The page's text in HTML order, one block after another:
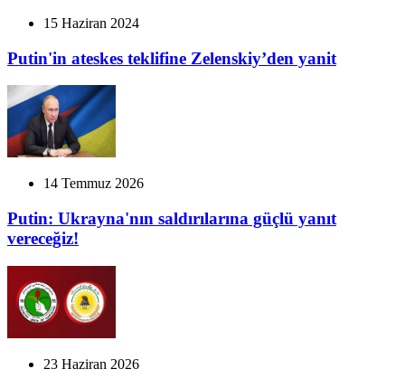
15 Haziran 2024
Putin'in ateskes teklifine Zelenskiy’den yanit
14 Temmuz 2026
Putin: Ukrayna'nın saldırılarına güçlü yanıt
vereceğiz!
23 Haziran 2026